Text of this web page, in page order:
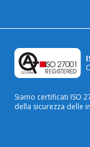
Siamo certificati ISO
della sicurezza delle